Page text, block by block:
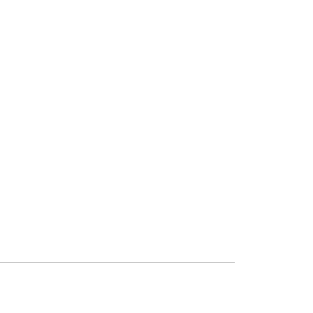
製物のすべてを廃棄または消去す
all U.S. Government End